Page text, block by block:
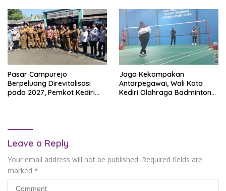
Pasar Campurejo
Berpeluang Direvitalisasi
pada 2027, Pemkot Kediri
Jaga Kekompakan
Antarpegawai, Wali Kota
Kediri Olahraga Badminton
Leave a Reply
Your email address will not be published. Required fields are
marked *